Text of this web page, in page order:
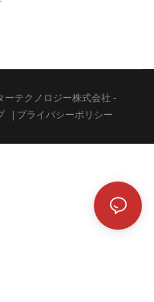
テクノロジー株式会社 -
| プライバシーポリシー